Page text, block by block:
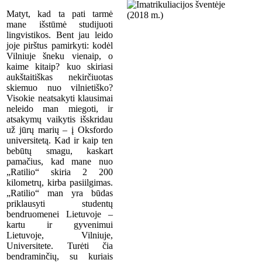
Matyt, kad ta pati tarmė
mane išstūmė studijuoti
lingvistikos. Bent jau leido
joje pirštus pamirkyti: kodėl
Vilniuje šneku vienaip, o
kaime kitaip? kuo skiriasi
aukštaitiškas nekirčiuotas
skiemuo nuo vilnietiško?
Visokie neatsakyti klausimai
neleido man miegoti, ir
atsakymų vaikytis išskridau
už jūrų marių – į Oksfordo
universitetą. Kad ir kaip ten
bebūtų smagu, kaskart
pamačius, kad mane nuo
„Ratilio“ skiria 2 200
kilometrų, kirba pasiilgimas.
„Ratilio“ man yra būdas
priklausyti studentų
bendruomenei Lietuvoje –
kartu ir gyvenimui
Lietuvoje, Vilniuje,
Universitete. Turėti čia
bendraminčių, su kuriais